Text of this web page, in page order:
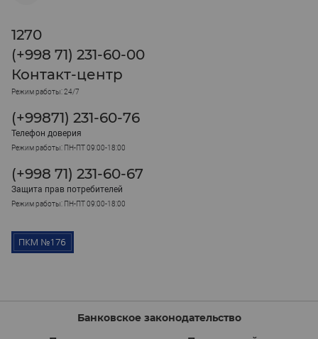
1270
(+998 71) 231-60-00
Контакт-центр
Режим работы: 24/7
(+99871) 231-60-76
Телефон доверия
Режим работы: ПН-ПТ 09:00-18:00
(+998 71) 231-60-67
Защита прав потребителей
Режим работы: ПН-ПТ 09:00-18:00
Банковское законодательство